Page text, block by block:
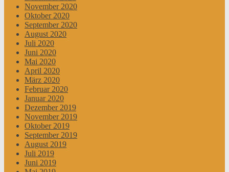
November 2020
Oktober 2020
September 2020
August 2020
Juli 2020
Juni 2020
Mai 2020
April 2020
März 2020
Februar 2020
Januar 2020
Dezember 2019
November 2019
Oktober 2019
September 2019
August 2019
Juli 2019
Juni 2019